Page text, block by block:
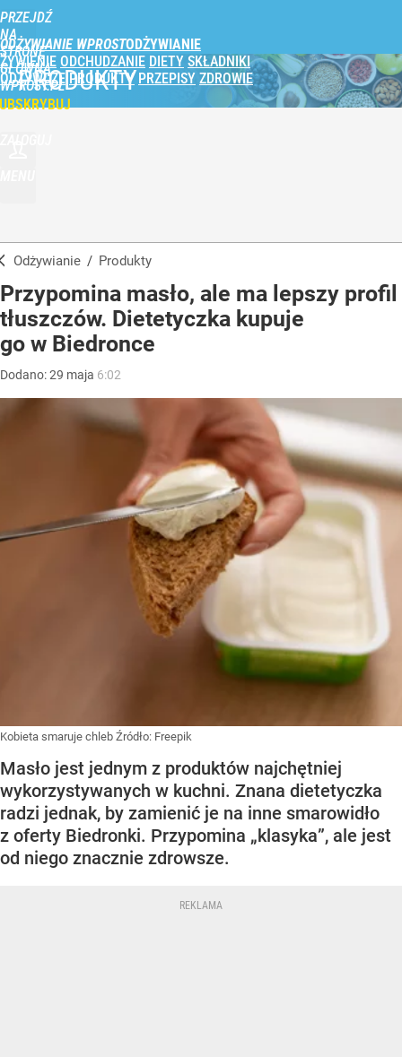
PRZEJDŹ
NA
STRONĘ
GŁÓWNĄ
WPROST.PL
ODŻYWIANIE WPROST
ŻYWIENIE ODCHUDZANIE DIETY SKŁADNIKI
ODŻYWCZE PRODUKTY PRZEPISY ZDROWIE
PRODUKTY
Odżywianie / Produkty
Przypomina masło, ale ma lepszy profil
tłuszczów. Dietetyczka kupuje
go w Biedronce
Dodano:29 maja 6:02
Kobieta smaruje chleb Źródło: Freepik
Masło jest jednym z produktów najchętniej
wykorzystywanych w kuchni. Znana dietetyczka
radzi jednak, by zamienić je na inne smarowidło
z oferty Biedronki. Przypomina „klasyka”, ale jest
od niego znacznie zdrowsze.